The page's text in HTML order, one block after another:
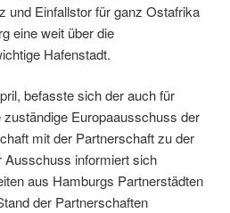
und Einfallstor für ganz Ostafrika
eine weit über die
Hafenstadt.
befasste sich der auch für
Europaausschuss der
mit der Partnerschaft zu der
Ausschuss informiert sich
aus Hamburgs Partnerstädten
der Partnerschaften